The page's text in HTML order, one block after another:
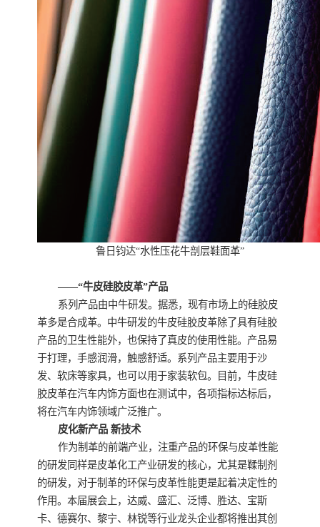
鲁日钧达“水性压花牛剖层鞋面革”
——“牛皮硅胶皮革”产品
系列产品由中牛研发。据悉，现有市场上的硅胶皮
革多是合成革。中牛研发的牛皮硅胶皮革除了具有硅胶
产品的卫生性能外，也保持了真皮的使用性能。产品易
于打理，手感润滑，触感舒适。系列产品主要用于沙
发、软床等家具，也可以用于家装软包。目前，牛皮硅
胶皮革在汽车内饰方面也在测试中，各项指标达标后，
将在汽车内饰领域广泛推广。
皮化新产品 新技术
作为制革的前端产业，注重产品的环保与皮革性能
的研发同样是皮革化工产业研发的核心，尤其是鞣制剂
的研发，对于制革的环保与皮革性能更是起着决定性的
作用。本届展会上，达威、盛汇、泛博、胜达、宝斯
卡、德赛尔、黎宁、林锐等行业龙头企业都将推出其创